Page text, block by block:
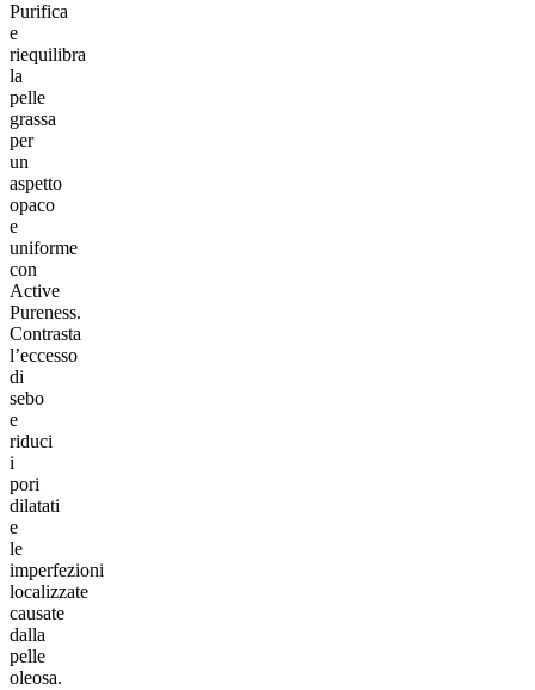
Purifica
e
riequilibra
la
pelle
grassa
per
un
aspetto
opaco
e
uniforme
con
Active
Pureness.
Contrasta
l’eccesso
di
sebo
e
riduci
i
pori
dilatati
e
le
imperfezioni
localizzate
causate
dalla
pelle
oleosa.